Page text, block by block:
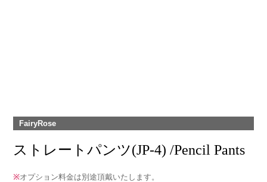
FairyRose
ストレートパンツ(JP-4) /Pencil Pants
※オプション料金は別途頂戴いたします。